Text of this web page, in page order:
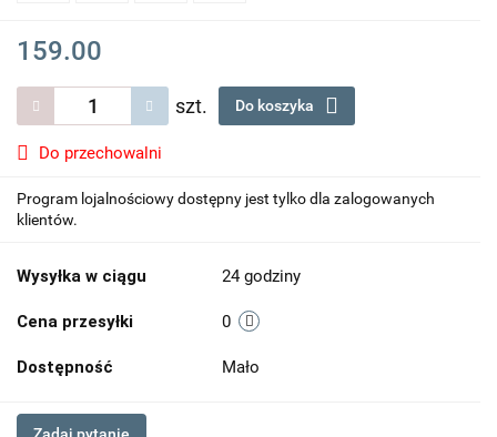
159.00
szt. Do koszyka
Do przechowalni
Program lojalnościowy dostępny jest tylko dla zalogowanych
klientów.
Wysyłka w ciągu 24 godziny
Cena przesyłki 0
Dostępność Mało